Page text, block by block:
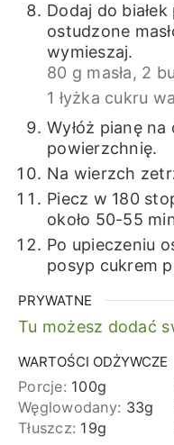
Dodaj do
ostudzone
wymieszaj.
80 g masła, 2
1 łyżka cukru
Wyłóż pianę
powierzchnię.
Na wierzch
Piecz w 180
około 50-55
Po upieczeniu
posyp cukrem
PRYWATNE
Tu możesz dodać
WARTOŚCI ODŻYWCZE
Porcje: 100g
Węglowodany: 33g
Tłuszcz: 19g